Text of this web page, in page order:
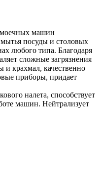
машин
мытья посуды и столовых
любого типа. Благодаря
сложные загрязнения
и крахмал, качественно
приборы, придает
налета, способствует
машин. Нейтрализует